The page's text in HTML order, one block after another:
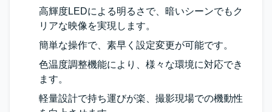
高輝度LEDによる明るさで、暗いシーンでもク
リアな映像を実現します。
簡単な操作で、素早く設定変更が可能です。
色温度調整機能により、様々な環境に対応でき
ます。
軽量設計で持ち運びが楽、撮影現場での機動性